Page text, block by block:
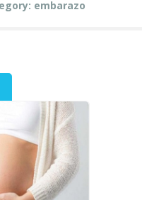
embarazo